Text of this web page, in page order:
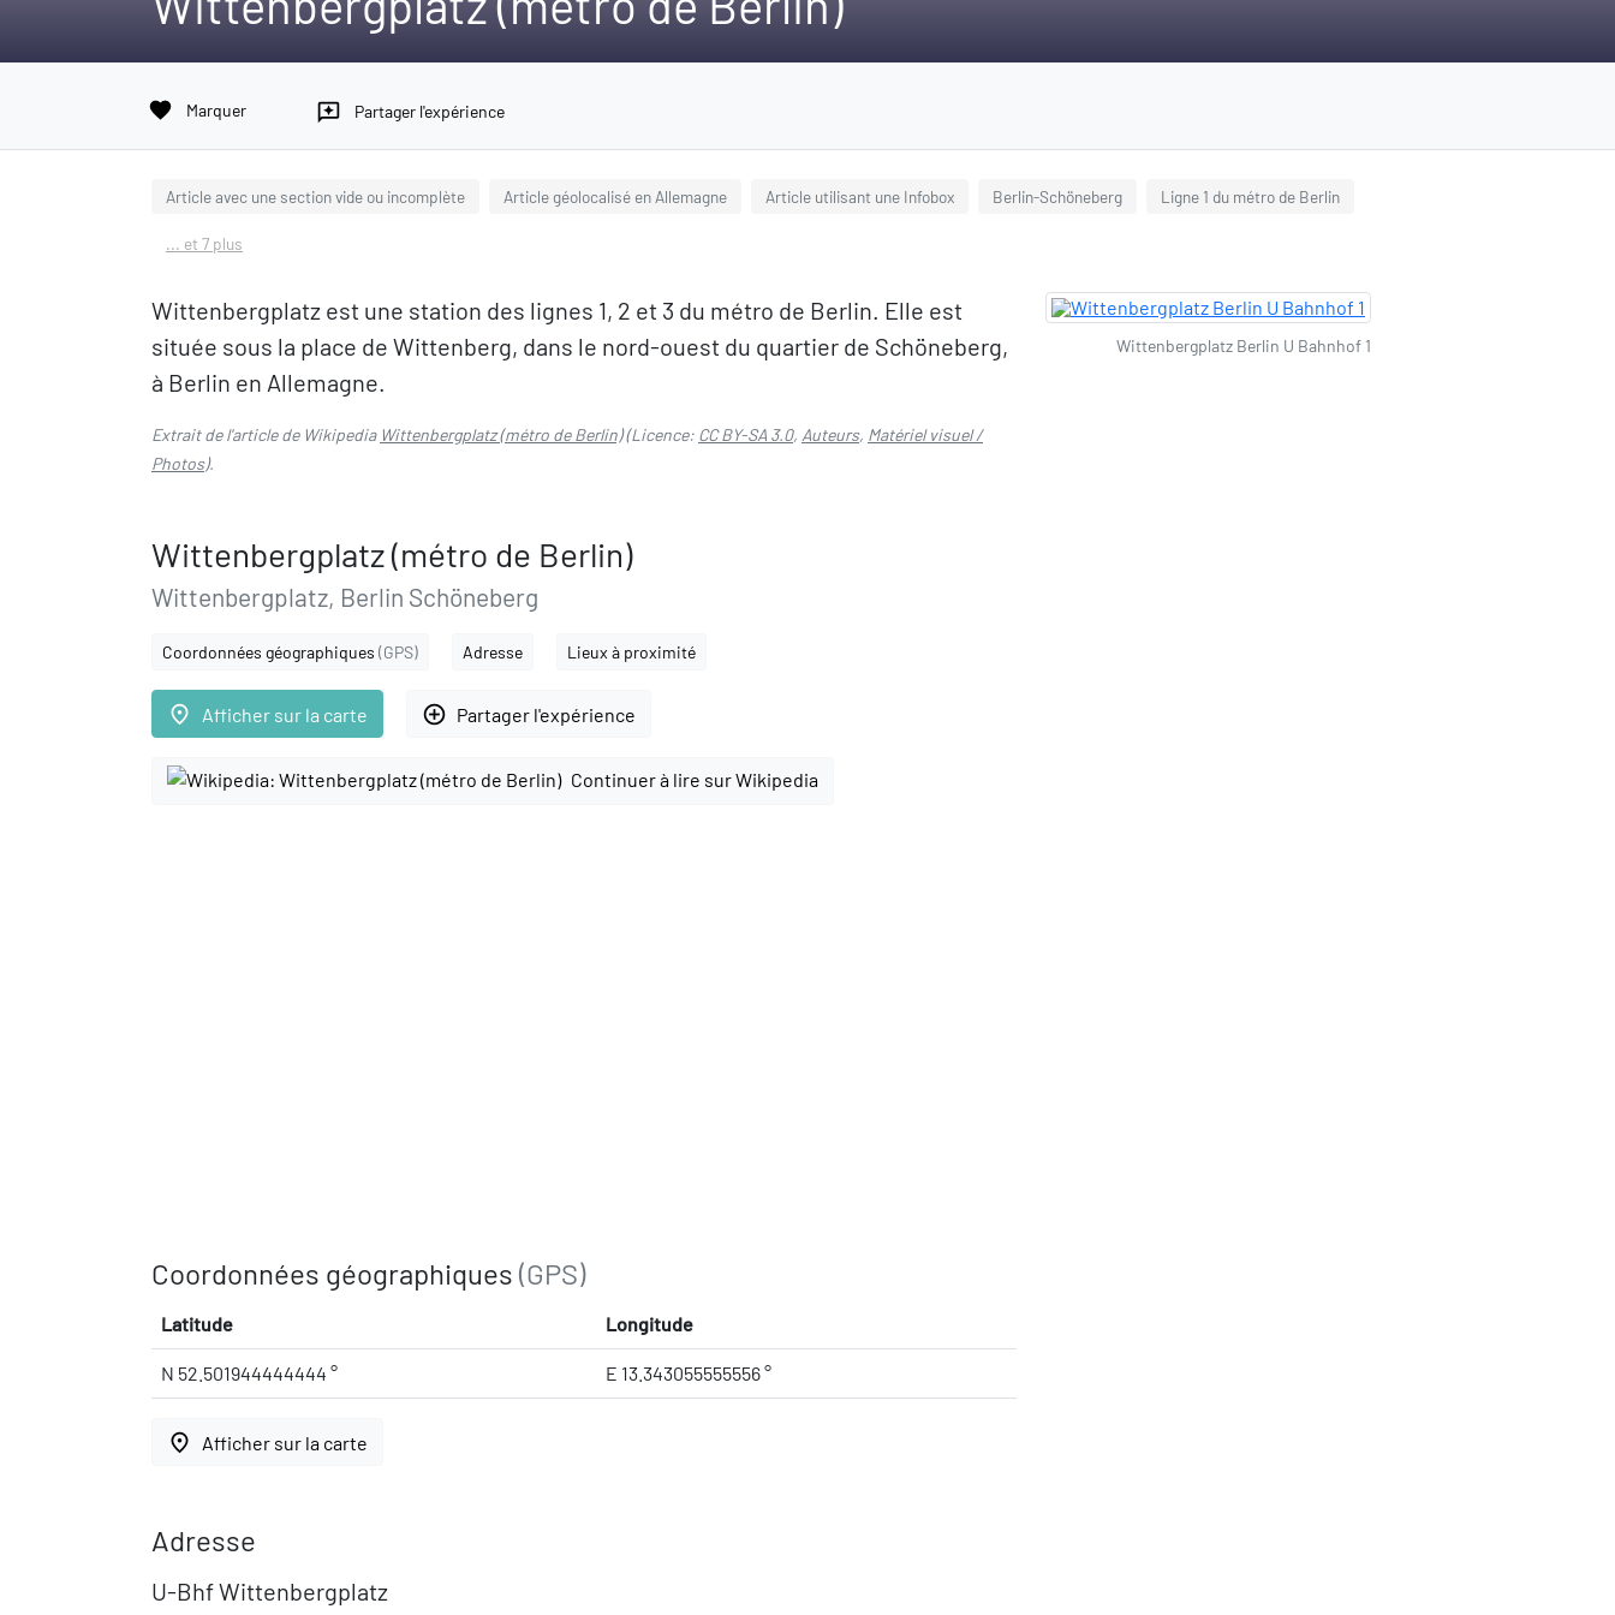
favorite Marquer reviews Partager l'expérience
Article avec une section vide ou incomplète Article géolocalisé en Allemagne Article utilisant une Infobox Berlin-Schöneberg Ligne 1 du métro de Berlin
... et 7 plus
Wittenbergplatz est une station des lignes 1, 2 et 3 du métro de Berlin. Elle est
située sous la place de Wittenberg, dans le nord-ouest du quartier de Schöneberg,
à Berlin en Allemagne.
Extrait de l'article de Wikipedia Wittenbergplatz (métro de Berlin)(Licence: CC BY-SA 3.0, Auteurs, Matériel visuel /
Photos).
Wittenbergplatz (métro de Berlin)
Wittenbergplatz, Berlin Schöneberg
Coordonnées géographiques (GPS) Adresse Lieux à proximité
place Afficher sur la carte add_circle_outline Partager l'expérience
Continuer à lire sur Wikipedia
Coordonnées géographiques (GPS)
Latitude Longitude
N 52.501944444444 ° E 13.343055555556 °
place Afficher sur la carte
Adresse
U-Bhf Wittenbergplatz
Wittenbergplatz Berlin U Bahnhof 1